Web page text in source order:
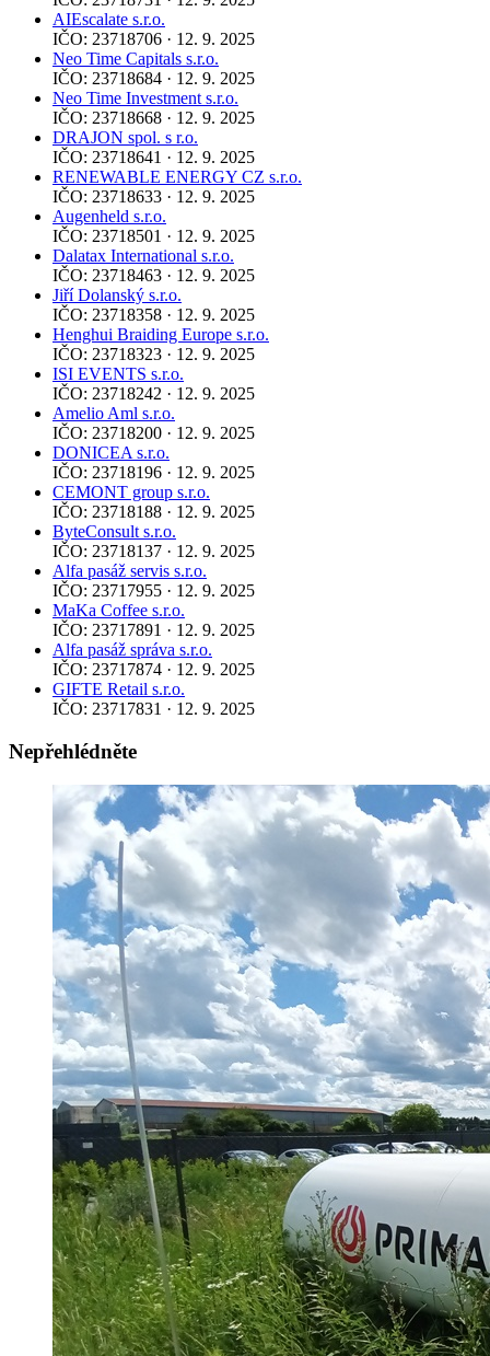
AIEscalate s.r.o.
IČO: 23718706 · 12. 9. 2025
Neo Time Capitals s.r.o.
IČO: 23718684 · 12. 9. 2025
Neo Time Investment s.r.o.
IČO: 23718668 · 12. 9. 2025
DRAJON spol. s r.o.
IČO: 23718641 · 12. 9. 2025
RENEWABLE ENERGY CZ s.r.o.
IČO: 23718633 · 12. 9. 2025
Augenheld s.r.o.
IČO: 23718501 · 12. 9. 2025
Dalatax International s.r.o.
IČO: 23718463 · 12. 9. 2025
Jiří Dolanský s.r.o.
IČO: 23718358 · 12. 9. 2025
Henghui Braiding Europe s.r.o.
IČO: 23718323 · 12. 9. 2025
ISI EVENTS s.r.o.
IČO: 23718242 · 12. 9. 2025
Amelio Aml s.r.o.
IČO: 23718200 · 12. 9. 2025
DONICEA s.r.o.
IČO: 23718196 · 12. 9. 2025
CEMONT group s.r.o.
IČO: 23718188 · 12. 9. 2025
ByteConsult s.r.o.
IČO: 23718137 · 12. 9. 2025
Alfa pasáž servis s.r.o.
IČO: 23717955 · 12. 9. 2025
MaKa Coffee s.r.o.
IČO: 23717891 · 12. 9. 2025
Alfa pasáž správa s.r.o.
IČO: 23717874 · 12. 9. 2025
GIFTE Retail s.r.o.
IČO: 23717831 · 12. 9. 2025
Nepřehlédněte